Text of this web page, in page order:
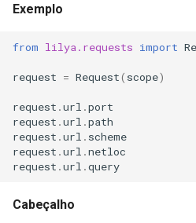
Exemplo
from lilya.requests import
request = Request( scope)
request .url .port
request .url .path
request .url . scheme
request .url .netloc
request .url .query
Cabeçalho